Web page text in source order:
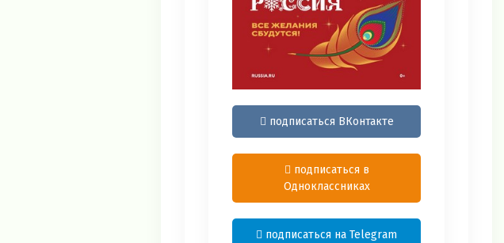
подписаться ВКонтакте
подписаться в
Одноклассниках
подписаться на Telegram